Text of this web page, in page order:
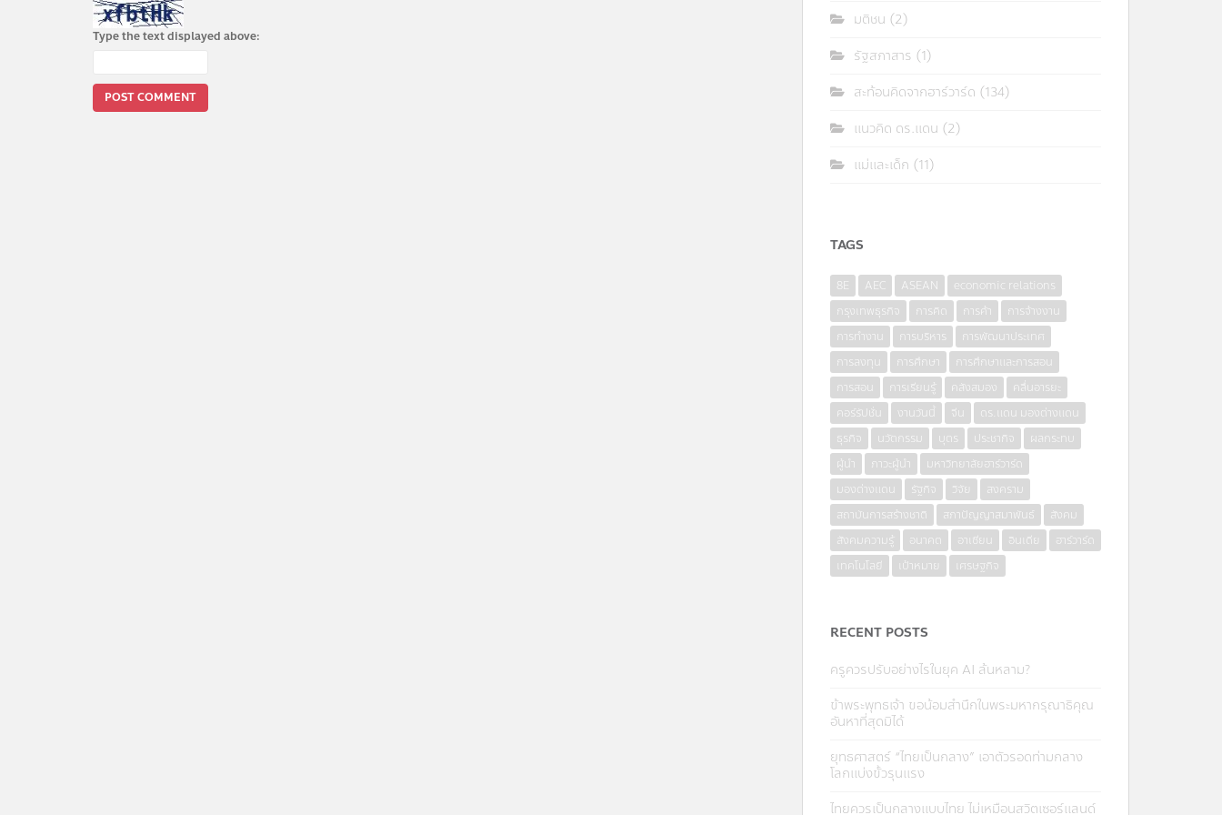
Type the text displayed above:
มติชน (2)
รัฐสภาสาร (1)
สะท้อนคิดจากฮาร์วาร์ด (134)
แนวคิด ดร.แดน (2)
แม่และเด็ก (11)
TAGS
8E AEC ASEAN
economic relations
กรุงเทพธุรกิจ
การคิด การค้า
การจ้างงาน
การทำงาน
การบริหาร
การพัฒนาประเทศ
การลงทุน
การศึกษา
การศึกษาและการสอน
การสอน
การเรียนรู้ คลังสมอง
คลื่นอารยะ
คอร์รัปชั่น
งานวันนี้ จีน
ดร.แดน มองต่างแดน
ธุรกิจ
นวัตกรรม บุตร ประชากิจ
ผลกระทบ
ผู้นำ
ภาวะผู้นำ
มหาวิทยาลัยฮาร์วาร์ด
มองต่างแดน
รัฐกิจ วิจัย
สงคราม
สถาบันการสร้างชาติ
สภาปัญญาสมาพันธ์
สังคม
สังคมความรู้
อนาคต อาเซียน อินเดีย
ฮาร์วาร์ด
เทคโนโลยี
เป้าหมาย เศรษฐกิจ
RECENT POSTS
ครูควรปรับอย่างไรในยุค AI ล้นหลาม?
ข้าพระพุทธเจ้า ขอน้อมสำนึกในพระมหากรุณาธิคุณ
อันหาที่สุดมิได้
ยุทธศาสตร์ “ไทยเป็นกลาง” เอาตัวรอดท่ามกลาง
โลกแบ่งขั้วรุนแรง
ไทยควรเป็นกลางแบบไทย ไม่เหมือนสวิตเซอร์แลนด์